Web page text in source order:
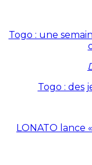
Togo : une
Togo : des
LONATO lance